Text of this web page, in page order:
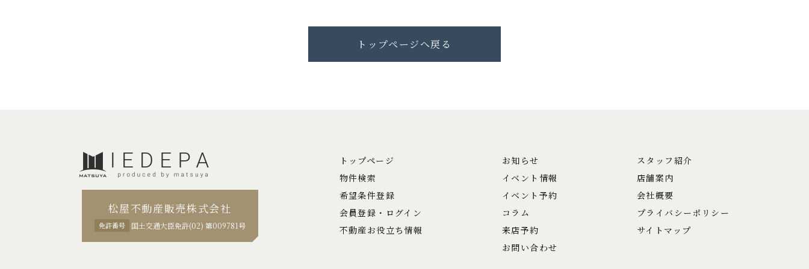
トップページへ戻る
松屋不動産販売株式会社
免許番号 国土交通大臣免許(02) 第009781号
トップページ
物件検索
希望条件登録
会員登録・ログイン
不動産お役立ち情報
お知らせ
イベント情報
イベント予約
コラム
来店予約
お問い合わせ
スタッフ紹介
店舗案内
会社概要
プライバシーポリシー
サイトマップ